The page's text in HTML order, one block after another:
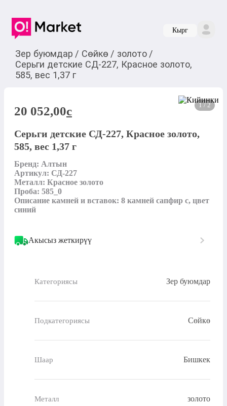
Кырг
Зер буюмдар / Сөйкө / золото /
Серьги детские СД-227, Красное золото,
585, вес 1,37 г
1 / 2
20 052,00c
Серьги детские СД-227, Красное золото,
585, вес 1,37 г
Бренд: Алтын
Артикул: СД-227
Металл: Красное золото
Проба: 585_0
Описание камней и вставок: 8 камней сапфир с, цвет
синий
Акысыз жеткирүү
Категориясы Зер буюмдар
Подкатегориясы Сөйкө
Шаар Бишкек
Металл золото